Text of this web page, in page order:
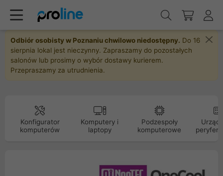
Odbiór osobisty w Poznaniu chwilowo niedostępny. Do 16
sierpnia lokal jest nieczynny. Zapraszamy do pozostałych
salonów lub prosimy o wybór dostawy kurierem.
Przepraszamy za utrudnienia.
Konfigurator
komputerów
Komputery i
laptopy
Podzespoły
komputerowe